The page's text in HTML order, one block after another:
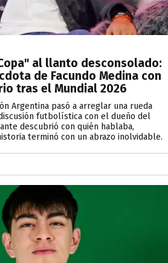
al llanto desconsolado:
de Facundo Medina con
tras el Mundial 2026
Argentina pasó a arreglar una rueda
futbolística con el dueño del
descubrió con quién hablaba,
terminó con un abrazo inolvidable.